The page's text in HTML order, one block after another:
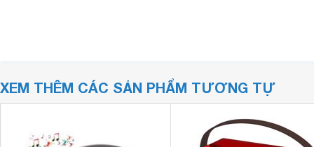
XEM THÊM CÁC SẢN PHẨM TƯƠNG TỰ